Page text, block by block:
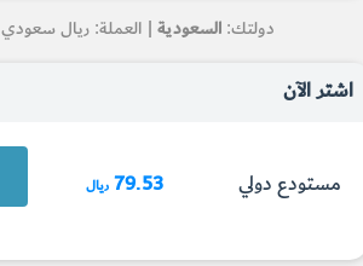
دولتك: السعودية | العملة: ريال سعودي
اشتر الآن
مستودع دولي 79.53 ريال